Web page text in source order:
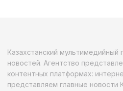
Казахстанский мультимедийный
новостей. Агентство
контентных платформах:
представляем главные новости